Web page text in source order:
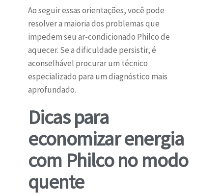
Ao seguir essas orientações, você pode
resolver a maioria dos problemas que
impedem seu ar-condicionado Philco de
aquecer. Se a dificuldade persistir, é
aconselhável procurar um técnico
especializado para um diagnóstico mais
aprofundado.
Dicas para
economizar energia
com Philco no modo
quente